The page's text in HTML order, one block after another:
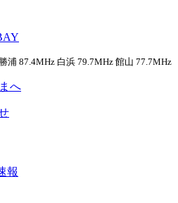
浦 87.4MHz 白浜 79.7MHz 館山 77.7MHz
へ
報